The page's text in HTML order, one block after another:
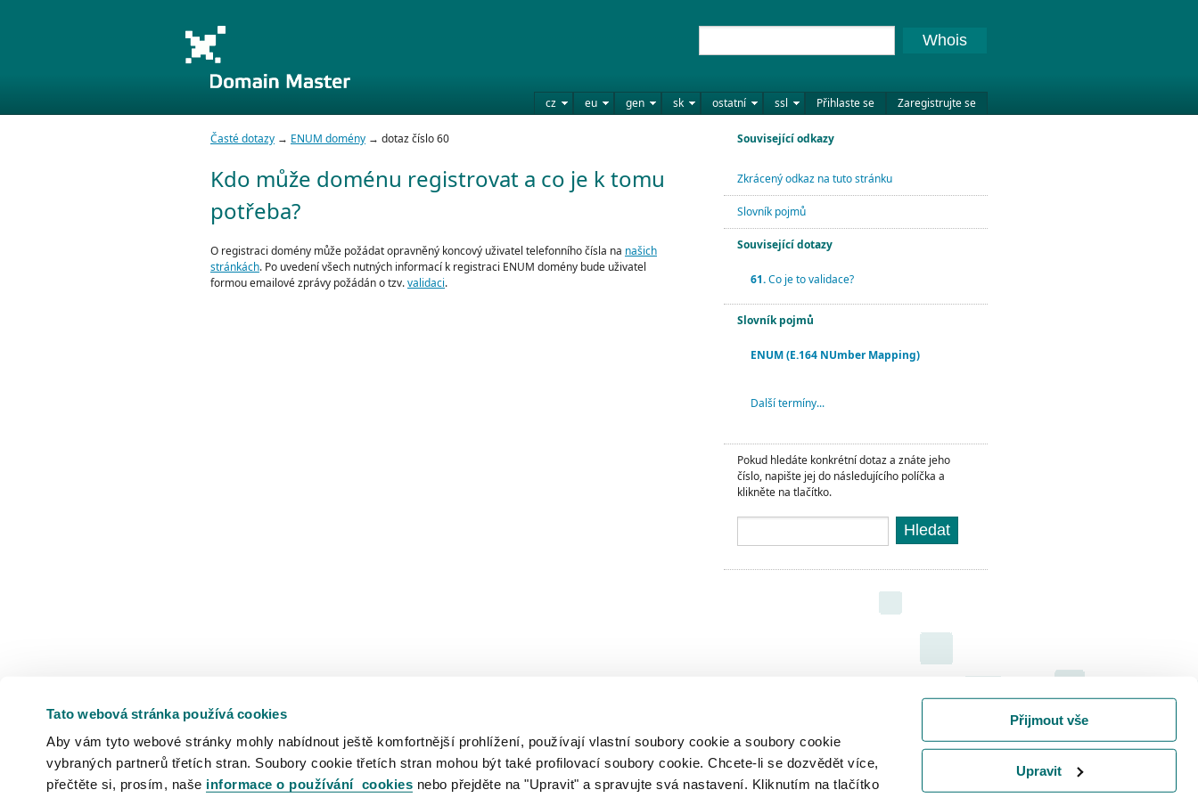
Tato webová stránka používá cookies
Aby vám tyto webové stránky mohly nabídnout ještě komfortnější prohlížení, používají vlastní soubory cookie a soubory cookie
vybraných partnerů třetích stran. Soubory cookie třetích stran mohou být také profilovací soubory cookie. Chcete-li se dozvědět více,
přečtěte si, prosím, naše informace o používání cookies nebo přejděte na "Upravit" a spravujte svá nastavení. Kliknutím na tlačítko
Přijmout vše
Upravit
cz eu gen sk ostatní ssl Přihlaste se Zaregistrujte se
Whois
Související odkazy
Zkrácený odkaz na tuto stránku
Slovník pojmů
Související dotazy
61.Co je to validace?
Slovník pojmů
ENUM (E.164 NUmber Mapping)
Další termíny...
Pokud hledáte konkrétní dotaz a znáte jeho
číslo, napište jej do následujícího políčka a
klikněte na tlačítko.
Hledat
Časté dotazy → ENUM domény → dotaz číslo 60
Kdo může doménu registrovat a co je k tomu
potřeba?
O registraci domény může požádat opravněný koncový uživatel telefonního čísla na našich
stránkách. Po uvedení všech nutných informací k registraci ENUM domény bude uživatel
formou emailové zprávy požádán o tzv.validaci.